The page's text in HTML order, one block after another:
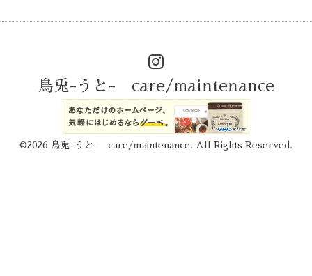
烏兎-うと- care/maintenance
©2026 烏兎-うと- care/maintenance . All Rights Reserved.